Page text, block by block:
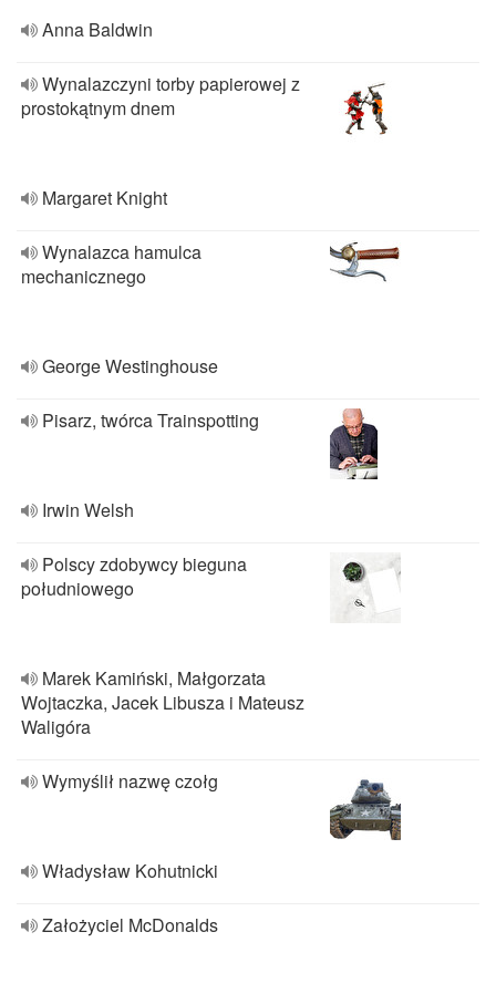
Anna Baldwin
Wynalazczyni torby papierowej z
prostokątnym dnem
Margaret Knight
Wynalazca hamulca
mechanicznego
George Westinghouse
Pisarz, twórca Trainspotting
Irwin Welsh
Polscy zdobywcy bieguna
południowego
Marek Kamiński, Małgorzata
Wojtaczka, Jacek Libusza i Mateusz
Waligóra
Wymyślił nazwę czołg
Władysław Kohutnicki
Założyciel McDonalds